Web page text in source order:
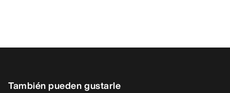
También pueden gustarle